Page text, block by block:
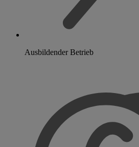
Ausbildender Betrieb